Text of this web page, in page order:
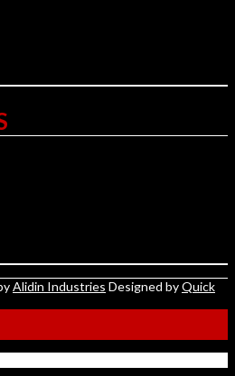
Alidin Industries Designed byQuick